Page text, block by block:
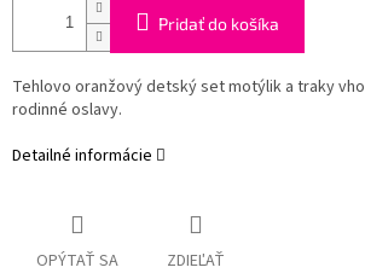
Pridať do košíka
Tehlovo oranžový detský set motýlik a traky
rodinné oslavy.
Detailné informácie
OPÝTAŤ SA ZDIEĽAŤ